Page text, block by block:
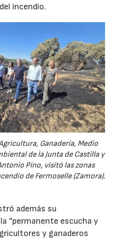
incendio.
Ganadería, Medio
de la Junta de Castilla y
Pino, visitó las zonas
de Fermoselle (Zamora).
además su
“permanente escucha y
y ganaderos